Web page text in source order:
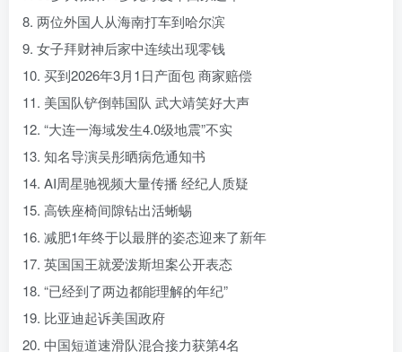
8. 两位外国人从海南打车到哈尔滨
9. 女子拜财神后家中连续出现零钱
10. 买到2026年3月1日产面包 商家赔偿
11. 美国队铲倒韩国队 武大靖笑好大声
12. “大连一海域发生4.0级地震”不实
13. 知名导演吴彤晒病危通知书
14. AI周星驰视频大量传播 经纪人质疑
15. 高铁座椅间隙钻出活蜥蜴
16. 减肥1年终于以最胖的姿态迎来了新年
17. 英国国王就爱泼斯坦案公开表态
18. “已经到了两边都能理解的年纪”
19. 比亚迪起诉美国政府
20. 中国短道速滑队混合接力获第4名